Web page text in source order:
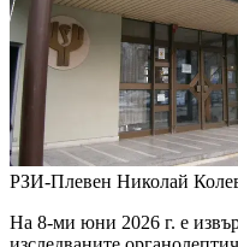
РЗИ-Плевен Николай
На 8-ми юни 2026 г. е